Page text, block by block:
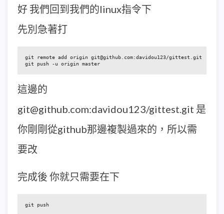
好 我們回到我們的linux指令下
先別急著打
git remote add origin git@github.com:davidou123/gittest.git
git push -u origin master
這邊的
git@github.com:davidou123/gittest.git 是
你剛剛從github那邊複製過來的，所以需
要改
完成後 你就只需要在下
git push